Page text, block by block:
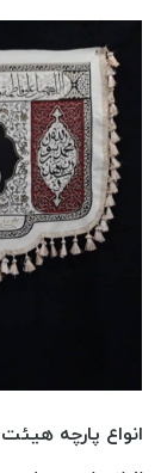
انواع پارچه هیئت